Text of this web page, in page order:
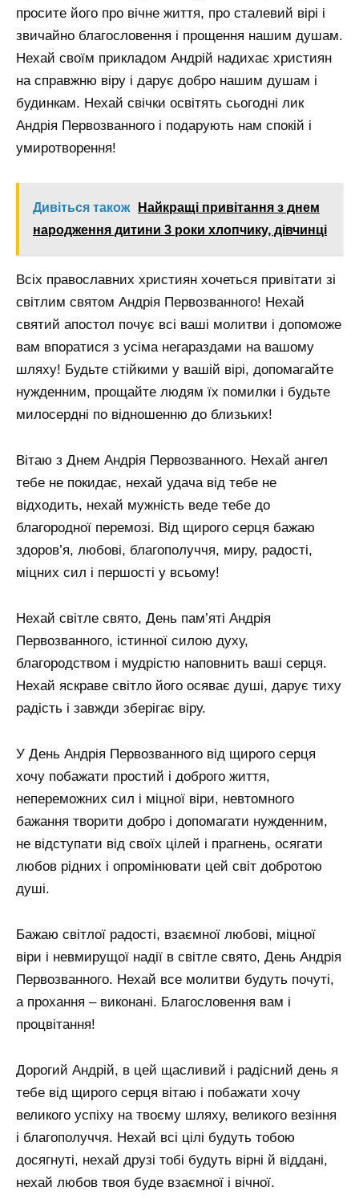
просите його про вічне життя, про сталевий вірі і
звичайно благословення і прощення нашим душам.
Нехай своїм прикладом Андрій надихає християн
на справжню віру і дарує добро нашим душам і
будинкам. Нехай свічки освітять сьогодні лик
Андрія Первозванного і подарують нам спокій і
умиротворення!
Дивіться також
Найкращі привітання з днем
народження дитини 3 роки хлопчику, дівчинці
Всіх православних християн хочеться привітати зі
світлим святом Андрія Первозванного! Нехай
святий апостол почує всі ваші молитви і допоможе
вам впоратися з усіма негараздами на вашому
шляху! Будьте стійкими у вашій вірі, допомагайте
нужденним, прощайте людям їх помилки і будьте
милосердні по відношенню до близьких!
Вітаю з Днем Андрія Первозванного. Нехай ангел
тебе не покидає, нехай удача від тебе не
відходить, нехай мужність веде тебе до
благородної перемозі. Від щирого серця бажаю
здоров’я, любові, благополуччя, миру, радості,
міцних сил і першості у всьому!
Нехай світле свято, День пам’яті Андрія
Первозванного, істинної силою духу,
благородством і мудрістю наповнить ваші серця.
Нехай яскраве світло його осяває душі, дарує тиху
радість і завжди зберігає віру.
У День Андрія Первозванного від щирого серця
хочу побажати простий і доброго життя,
непереможних сил і міцної віри, невтомного
бажання творити добро і допомагати нужденним,
не відступати від своїх цілей і прагнень, осягати
любов рідних і опромінювати цей світ добротою
душі.
Бажаю світлої радості, взаємної любові, міцної
віри і невмирущої надії в світле свято, День Андрія
Первозванного. Нехай все молитви будуть почуті,
а прохання – виконані. Благословення вам і
процвітання!
Дорогий Андрій, в цей щасливий і радісний день я
тебе від щирого серця вітаю і побажати хочу
великого успіху на твоєму шляху, великого везіння
і благополуччя. Нехай всі цілі будуть тобою
досягнуті, нехай друзі тобі будуть вірні й віддані,
нехай любов твоя буде взаємної і вічної.